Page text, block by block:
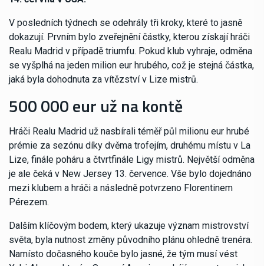
V posledních týdnech se odehrály tři kroky, které to jasně
dokazují. Prvním bylo zveřejnění částky, kterou získají hráči
Realu Madrid v případě triumfu. Pokud klub vyhraje, odměna
se vyšplhá na jeden milion eur hrubého, což je stejná částka,
jaká byla dohodnuta za vítězství v Lize mistrů.
500 000 eur už na kontě
Hráči Realu Madrid už nasbírali téměř půl milionu eur hrubé
prémie za sezónu díky dvěma trofejím, druhému místu v La
Lize, finále poháru a čtvrtfinále Ligy mistrů. Největší odměna
je ale čeká v New Jersey 13. července. Vše bylo dojednáno
mezi klubem a hráči a následně potvrzeno Florentinem
Pérezem.
Dalším klíčovým bodem, který ukazuje význam mistrovství
světa, byla nutnost změny původního plánu ohledně trenéra.
Namísto dočasného kouče bylo jasné, že tým musí vést